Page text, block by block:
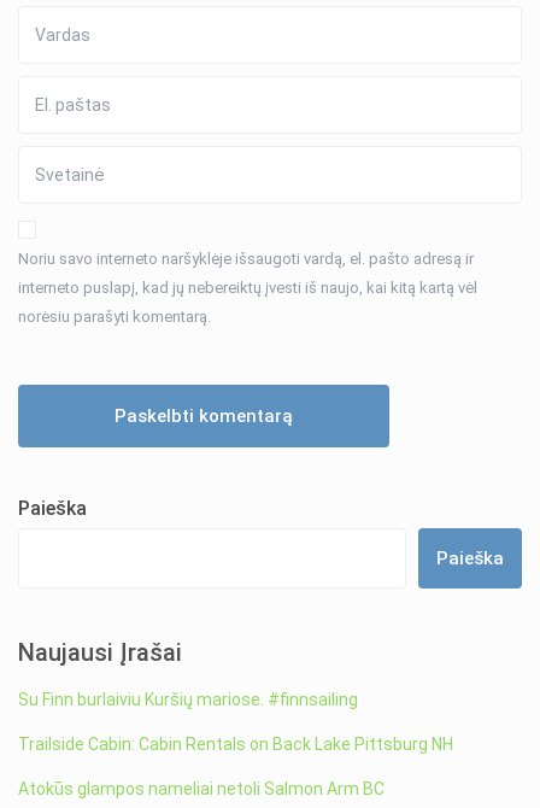
Noriu savo interneto naršyklėje išsaugoti vardą, el. pašto adresą ir
interneto puslapį, kad jų nebereiktų įvesti iš naujo, kai kitą kartą vėl
norėsiu parašyti komentarą.
Paieška
Paieška
Naujausi Įrašai
Su Finn burlaiviu Kuršių mariose. #finnsailing
Trailside Cabin: Cabin Rentals on Back Lake Pittsburg NH
Atokūs glampos nameliai netoli Salmon Arm BC